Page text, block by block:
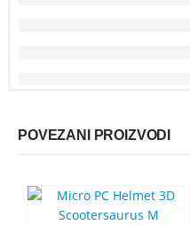
POVEZANI PROIZVODI